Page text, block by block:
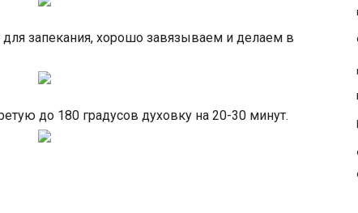
запекания, хорошо завязываем и делаем в
до 180 градусов духовку на 20-30 минут.